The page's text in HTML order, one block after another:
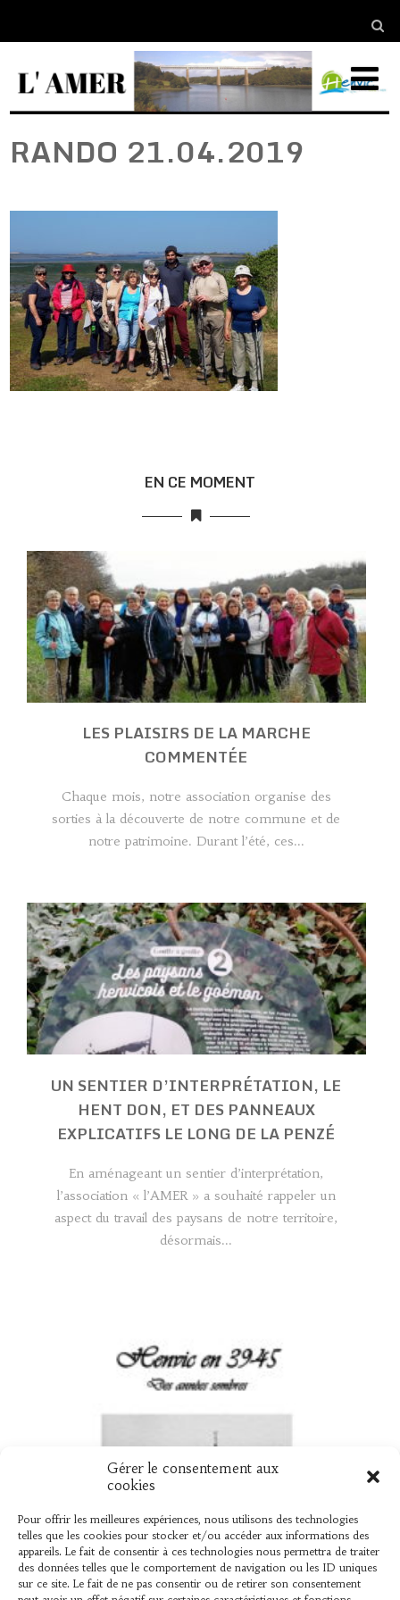
Gérer le consentement aux
cookies
Pour offrir les meilleures expériences, nous utilisons des technologies
telles que les cookies pour stocker et/ou accéder aux informations des
appareils. Le fait de consentir à ces technologies nous permettra de traiter
des données telles que le comportement de navigation ou les ID uniques
sur ce site. Le fait de ne pas consentir ou de retirer son consentement
RANDO 21.04.2019
EN CE MOMENT
LES PLAISIRS DE LA MARCHE
COMMENTÉE
Chaque mois, notre association organise des
sorties à la découverte de notre commune et de
notre patrimoine. Durant l’été, ces...
UN SENTIER D’INTERPRÉTATION, LE
HENT DON, ET DES PANNEAUX
EXPLICATIFS LE LONG DE LA PENZÉ
En aménageant un sentier d’interprétation,
l’association « l’AMER » a souhaité rappeler un
aspect du travail des paysans de notre territoire,
désormais...
UN NOUVEAU LIVRE « HENVIC EN 39
Vient de sortir L’association « L’AMER » vient de
publier un ouvrage élaboré par Bernard Le Mer,
sur ce que les henvicois...